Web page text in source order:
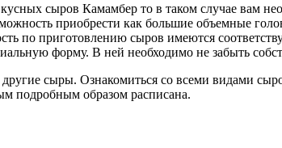
сыров Камамбер то в таком случае вам
приобрести как большие объемные
по приготовлению сыров имеются
форму. В ней необходимо не забыть
сыры. Ознакомиться со всеми видами
подробным образом расписана.